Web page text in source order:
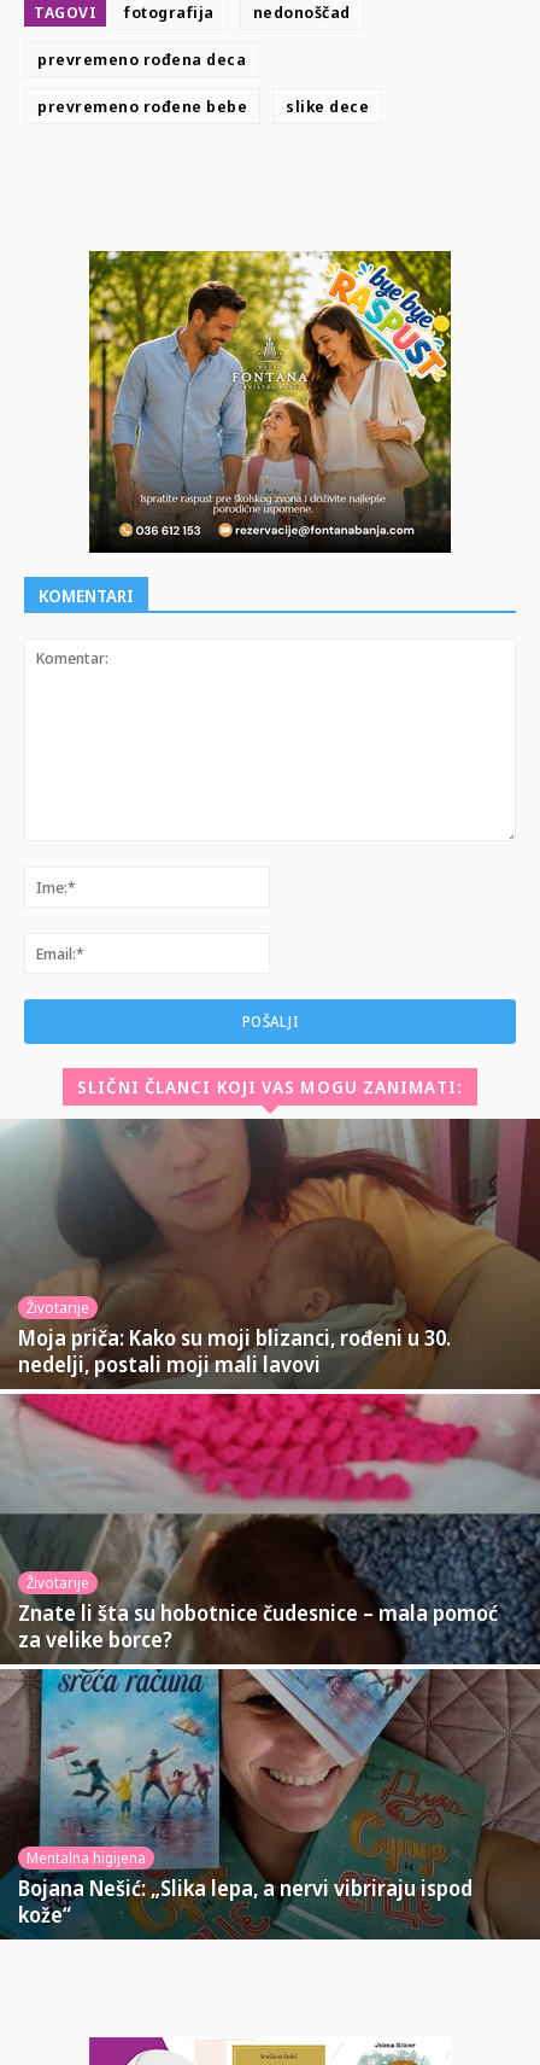
TAGOVI fotografija nedonoščad
prevremeno rođena deca
prevremeno rođene bebe slike dece
KOMENTARI
SLIČNI ČLANCI KOJI VAS MOGU ZANIMATI:
Životarije
Moja priča: Kako su moji blizanci, rođeni u 30.
nedelji, postali moji mali lavovi
Životarije
Znate li šta su hobotnice čudesnice – mala pomoć
za velike borce?
Mentalna higijena
Bojana Nešić: „Slika lepa, a nervi vibriraju ispod
kože“